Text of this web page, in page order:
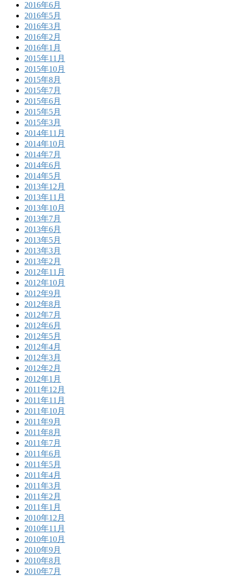
2016年6月
2016年5月
2016年3月
2016年2月
2016年1月
2015年11月
2015年10月
2015年8月
2015年7月
2015年6月
2015年5月
2015年3月
2014年11月
2014年10月
2014年7月
2014年6月
2014年5月
2013年12月
2013年11月
2013年10月
2013年7月
2013年6月
2013年5月
2013年3月
2013年2月
2012年11月
2012年10月
2012年9月
2012年8月
2012年7月
2012年6月
2012年5月
2012年4月
2012年3月
2012年2月
2012年1月
2011年12月
2011年11月
2011年10月
2011年9月
2011年8月
2011年7月
2011年6月
2011年5月
2011年4月
2011年3月
2011年2月
2011年1月
2010年12月
2010年11月
2010年10月
2010年9月
2010年8月
2010年7月